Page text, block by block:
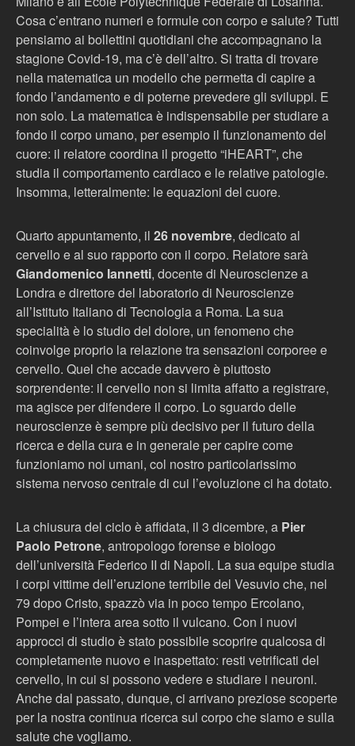
Cosa c’entrano numeri e formule con corpo e salute? Tutti
pensiamo ai bollettini quotidiani che accompagnano la
stagione Covid-19, ma c’è dell’altro. Si tratta di trovare
nella matematica un modello che permetta di capire a
fondo l’andamento e di poterne prevedere gli sviluppi. E
non solo. La matematica è indispensabile per studiare a
fondo il corpo umano, per esempio il funzionamento del
cuore: il relatore coordina il progetto “iHEART”, che
studia il comportamento cardiaco e le relative patologie.
Insomma, letteralmente: le equazioni del cuore.
Quarto appuntamento, il 26 novembre, dedicato al
cervello e al suo rapporto con il corpo. Relatore sarà
Giandomenico Iannetti, docente di Neuroscienze a
Londra e direttore del laboratorio di Neuroscienze
all’Istituto Italiano di Tecnologia a Roma. La sua
specialità è lo studio del dolore, un fenomeno che
coinvolge proprio la relazione tra sensazioni corporee e
cervello. Quel che accade davvero è piuttosto
sorprendente: il cervello non si limita affatto a registrare,
ma agisce per difendere il corpo. Lo sguardo delle
neuroscienze è sempre più decisivo per il futuro della
ricerca e della cura e in generale per capire come
funzioniamo noi umani, col nostro particolarissimo
sistema nervoso centrale di cui l’evoluzione ci ha dotato.
La chiusura del ciclo è affidata, il 3 dicembre, a Pier
Paolo Petrone, antropologo forense e biologo
dell’università Federico II di Napoli. La sua equipe studia
i corpi vittime dell’eruzione terribile del Vesuvio che, nel
79 dopo Cristo, spazzò via in poco tempo Ercolano,
Pompei e l’intera area sotto il vulcano. Con i nuovi
approcci di studio è stato possibile scoprire qualcosa di
completamente nuovo e inaspettato: resti vetrificati del
cervello, in cui si possono vedere e studiare i neuroni.
Anche dal passato, dunque, ci arrivano preziose scoperte
per la nostra continua ricerca sul corpo che siamo e sulla
salute che vogliamo.